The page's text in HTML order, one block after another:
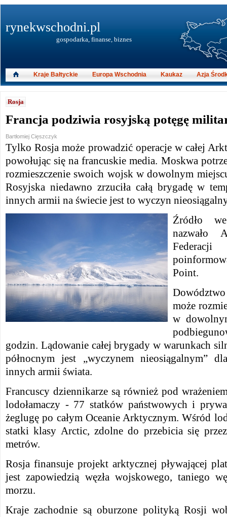
Rosja
Francja podziwia rosyjską potęgę
Bartłomiej Cięszczyk
Tylko Rosja może prowadzić operacje w całej
powołując się na francuskie media. Moskwa
rozmieszczenie swoich wojsk w dowolnym
Rosyjska niedawno zrzuciła całą brygadę w
innych armii na świecie jest to wyczyn
Źródło
nazwało
Point.
może
w
godzin. Lądowanie całej brygady w warunkach
północnym jest „wyczynem nieosiągalnym”
innych armii świata.
Francuscy dziennikarze są również pod
lodołamaczy - 77 statków państwowych i
żeglugę po całym Oceanie Arktycznym.Wśród
statki klasy Arctic, zdolne do przebicia się
metrów.
Rosja finansuje projekt arktycznej pływającej
jest zapowiedzią węzła wojskowego, taniego
morzu.
Kraje zachodnie są oburzone polityką Rosji
rynekwschodni.pl
gospodarka, finanse, biznes
Kraje Bałtyckie Europa Wschodnia Kaukaz Azja